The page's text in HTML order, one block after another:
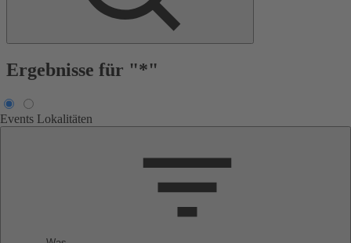
Ergebnisse für "*"
Events Lokalitäten